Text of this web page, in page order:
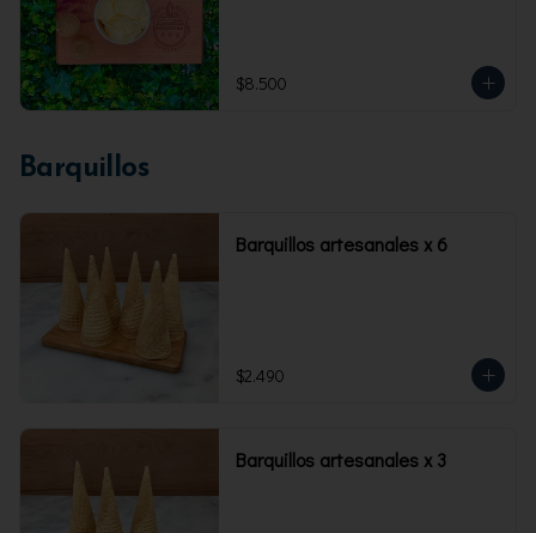
$8.500
Barquillos
Barquillos artesanales x 6
$2.490
Barquillos artesanales x 3